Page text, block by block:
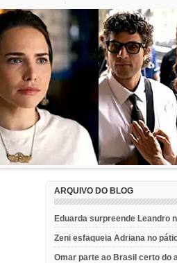
ARQUIVO DO BLOG
Eduarda surpreende Leandro
Zeni esfaqueia Adriana no
Omar parte ao Brasil certo do